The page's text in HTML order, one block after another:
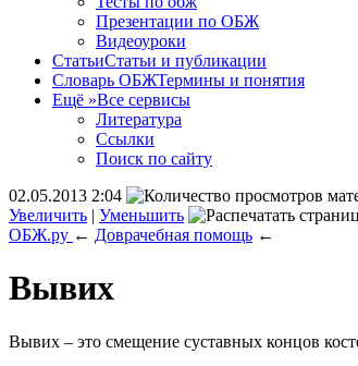
Презентации по ОБЖ
Видеоуроки
СтатьиСтатьи и публикации
Словарь ОБЖТермины и понятия
Ещё »Все сервисы
Литература
Ссылки
Поиск по сайту
02.05.2013 2:04
Увеличить | Уменьшить
ОБЖ.ру ← Доврачебная помощь ←
Вывих
Вывих – это смещение суставных концов